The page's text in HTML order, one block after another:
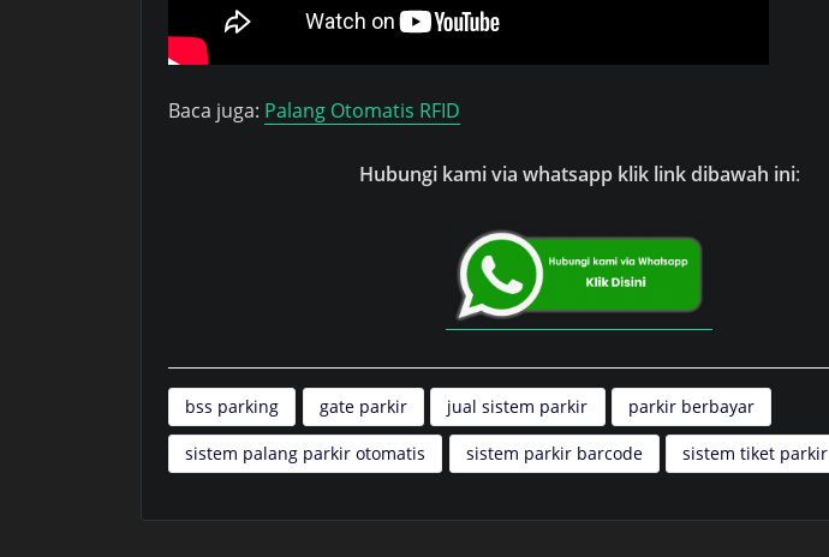
Baca juga: Palang Otomatis RFID
Hubungi kami via whatsapp klik link dibawah ini:
bss parking gate parkir jual sistem parkir parkir berbayar
sistem palang parkir otomatis sistem parkir barcode sistem tiket parkir